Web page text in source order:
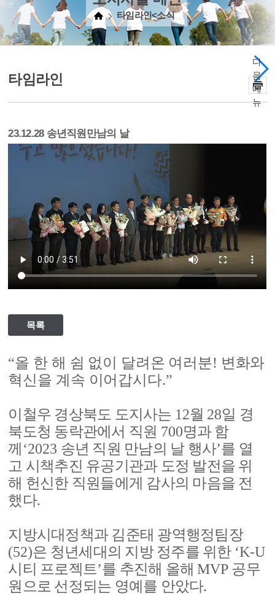
다
음
메
뉴
타임라인<소식
타임라인
23.12.28 송년직원만남의 날
목록
“올 한 해 쉼 없이 달려온 여러분! 변화와
혁신을 계속 이어갑시다.”
이철우 경상북도 도지사는 12월 28일 경
북도청 동락관에서 직원 700명과 함
께 ‘2023 송년 직원 만남의 날 행사’를 열
고 시책추진 유공기관과 도정 발전을 위
해 헌신한 직원들에게 감사의 마음을 전
했다.
지방시대정책과 김준태 광역행정팀장
(52)은 청년세대의 지방 정주를 위한 ‘K-U
시티 프로젝트’를 추진해 올해MVP 공무
원으로 선정되는 영예를 안았다.